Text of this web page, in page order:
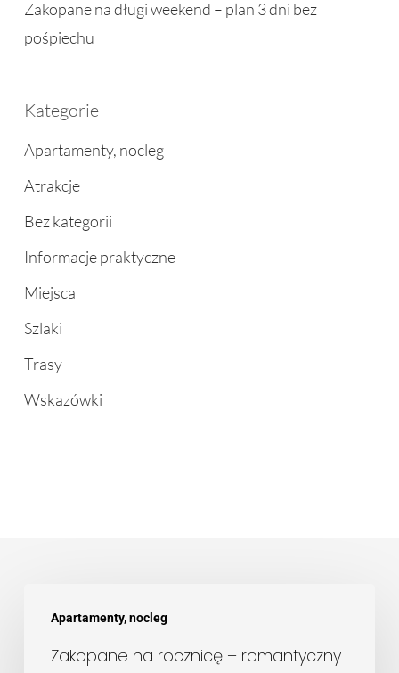
Zakopane na długi weekend – plan 3 dni bez
pośpiechu
Kategorie
Apartamenty, nocleg
Atrakcje
Bez kategorii
Informacje praktyczne
Miejsca
Szlaki
Trasy
Wskazówki
Apartamenty, nocleg
rocznicę
Zakopane na rocznicę – romantyczny